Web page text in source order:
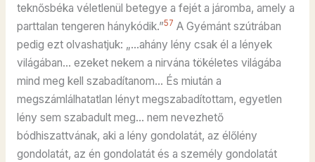
teknősbéka véletlenül betegye a fejét a járomba, amely a
parttalan tengeren hánykódik.”57 A Gyémánt szútrában
pedig ezt olvashatjuk: „…ahány lény csak él a lények
világában… ezeket nekem a nirvána tökéletes világába
mind meg kell szabadítanom… És miután a
megszámlálhatatlan lényt megszabadítottam, egyetlen
lény sem szabadult meg… nem nevezhető
bódhiszattvának, aki a lény gondolatát, az élőlény
gondolatát, az én gondolatát és a személy gondolatát